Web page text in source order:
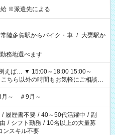
※派遣先による
常陸多賀駅からバイク・車 / 大甕駅か
務地選べます
月～ ＃9月～
/ 履歴書不要 / 40～50代活躍中 / 副
/ シフト勤務 / 10名以上の大量募
ンスキル不要